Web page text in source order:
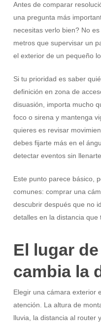
Antes de comparar
una pregunta más
necesitas verlo bien? No
metros que supervisar un
el exterior de un pequeño
Si tu prioridad es saber
definición en zona de
disuasión, importa mucho
foco o sirena y mantenga
quieres es revisar
debes fijarte más en el
detectar eventos sin
Este punto parece básico,
comunes: comprar una
descubrir después que no
detalles en la distancia que
El lugar
cambia la
Elegir una cámara exterior
atención. La altura de
lluvia, la distancia al router